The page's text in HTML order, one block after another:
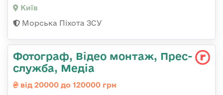
Київ
Морська Піхота ЗСУ
Фотограф, Відео монтаж, Прес-
служба, Медіа
від 20000 до 120000 грн